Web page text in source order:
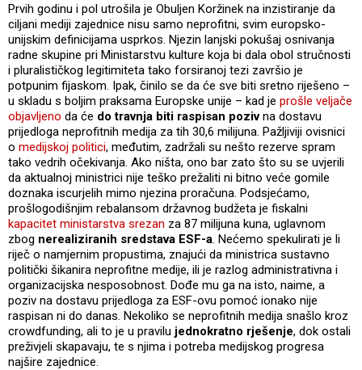
Prvih godinu i pol utrošila je Obuljen Koržinek na inzistiranje da
ciljani mediji zajednice nisu samo neprofitni, svim europsko-
unijskim definicijama usprkos. Njezin lanjski pokušaj osnivanja
radne skupine pri Ministarstvu kulture koja bi dala obol stručnosti
i pluralističkog legitimiteta tako forsiranoj tezi završio je
potpunim fijaskom. Ipak, činilo se da će sve biti sretno riješeno –
u skladu s boljim praksama Europske unije – kad je prošle veljače
objavljeno da će do travnja biti raspisan pozivna dostavu
prijedloga neprofitnih medija za tih 30,6 milijuna. Pažljiviji ovisnici
o medijskoj politici, međutim, zadržali su nešto rezerve spram
tako vedrih očekivanja. Ako ništa, ono bar zato što su se uvjerili
da aktualnoj ministrici nije teško prežaliti ni bitno veće gomile
doznaka iscurjelih mimo njezina proračuna. Podsjećamo,
prošlogodišnjim rebalansom državnog budžeta je fiskalni
kapacitet ministarstva srezan za 87 milijuna kuna, uglavnom
zbog nerealiziranih sredstava ESF-a. Nećemo spekulirati je li
riječ o namjernim propustima, znajući da ministrica sustavno
politički šikanira neprofitne medije, ili je razlog administrativna i
organizacijska nesposobnost. Dođe mu ga na isto, naime, a
poziv na dostavu prijedloga za ESF-ovu pomoć ionako nije
raspisan ni do danas. Nekoliko se neprofitnih medija snašlo kroz
crowdfunding, ali to je u pravilu jednokratno rješenje, dok ostali
preživjeli skapavaju, te s njima i potreba medijskog progresa
najšire zajednice.